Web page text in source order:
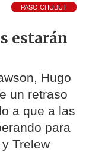
PASO CHUBUT
estarán
Hugo
un retraso
a que a las
para
Trelew